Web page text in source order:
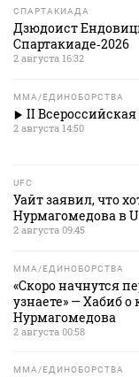
СПАРТАКИАДА
Дзюдоист
Спартакиаде‑2026
2 августа 16:32
MMA/ЕДИНОБОРСТВА
II
2 августа 14:50
UFC
Уайт заявил, что
Нурмагомедова в
2 августа 09:45
MMA/ЕДИНОБОРСТВА
«Скоро начнутся
узнаете» — Хабиб
Нурмагомедова
2 августа 00:58
MMA/ЕДИНОБОРСТВА